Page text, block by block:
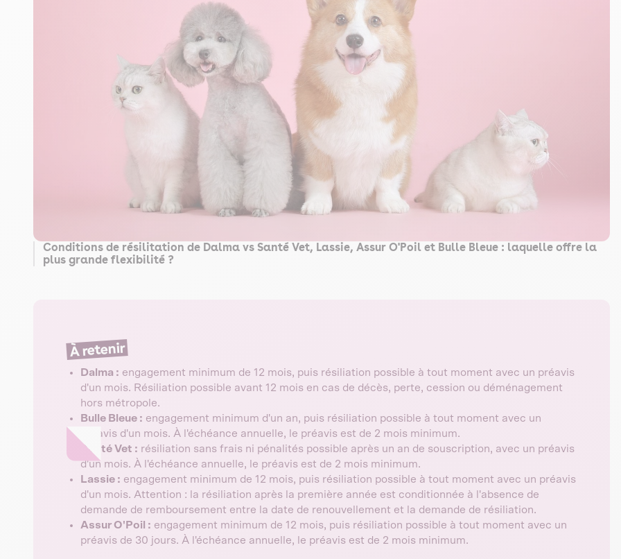
Conditions de résilitation de Dalma vs Santé Vet, Lassie, Assur O'Poil et Bulle Bleue : laquelle offre la
plus grande flexibilité ?
À retenir
Dalma : engagement minimum de 12 mois, puis résiliation possible à tout moment avec un préavis
d'un mois. Résiliation possible avant 12 mois en cas de décès, perte, cession ou déménagement
hors métropole.
Bulle Bleue : engagement minimum d'un an, puis résiliation possible à tout moment avec un
préavis d'un mois. À l'échéance annuelle, le préavis est de 2 mois minimum.
Santé Vet : résiliation sans frais ni pénalités possible après un an de souscription, avec un préavis
d'un mois. À l'échéance annuelle, le préavis est de 2 mois minimum.
Lassie : engagement minimum de 12 mois, puis résiliation possible à tout moment avec un préavis
d'un mois. Attention : la résiliation après la première année est conditionnée à l'absence de
demande de remboursement entre la date de renouvellement et la demande de résiliation.
Assur O'Poil : engagement minimum de 12 mois, puis résiliation possible à tout moment avec un
préavis de 30 jours. À l'échéance annuelle, le préavis est de 2 mois minimum.